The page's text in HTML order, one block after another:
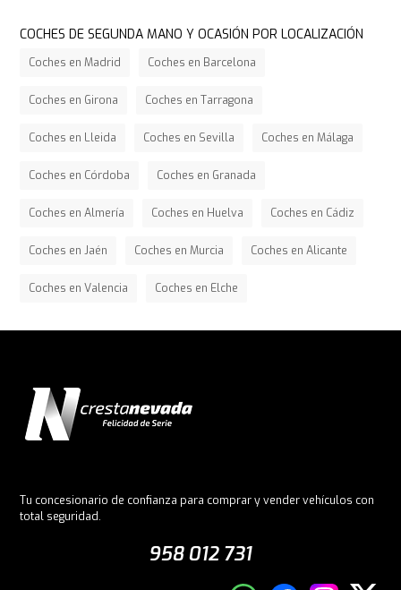
COCHES DE SEGUNDA MANO Y OCASIÓN POR LOCALIZACIÓN
Coches en Madrid Coches en Barcelona
Coches en Girona Coches en Tarragona
Coches en Lleida Coches en Sevilla Coches en Málaga
Coches en Córdoba Coches en Granada
Coches en Almería Coches en Huelva Coches en Cádiz
Coches en Jaén Coches en Murcia Coches en Alicante
Coches en Valencia Coches en Elche
Tu concesionario de confianza para comprar y vender vehículos con
total seguridad.
958 012 731